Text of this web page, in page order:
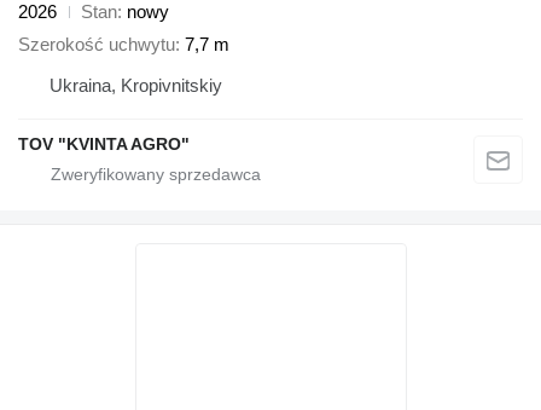
2026
Stan nowy
Szerokość uchwytu 7,7 m
Ukraina, Kropivnitskiy
TOV "KVINTA AGRO"